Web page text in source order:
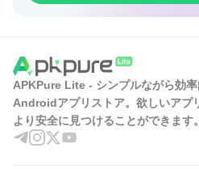
APKPure Lite - シンプルながら効
Androidアプリストア。欲しいアプ
より安全に見つけることができます。